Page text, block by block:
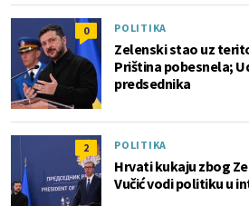
0 POLITIKA
Zelenski stao uz
Priština pobesnela;
predsednika
2 POLITIKA
Hrvati kukaju zbog
Vučić vodi politiku u